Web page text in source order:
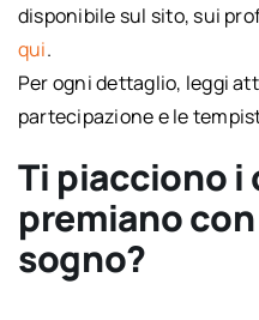
disponibile sul sito, sui
qui.
Per ogni dettaglio, leggi
partecipazione e le
Ti piacciono i
premiano
sogno?